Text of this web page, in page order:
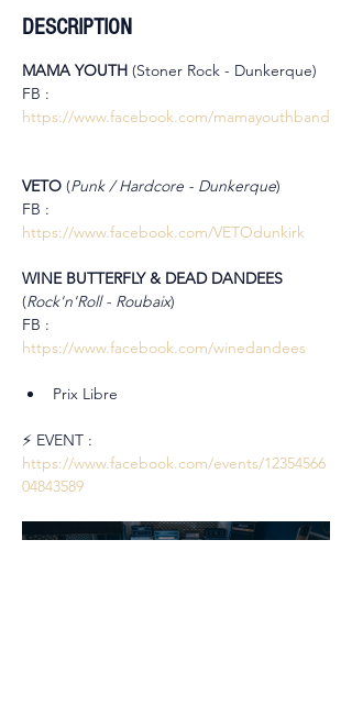
DESCRIPTION
MAMA YOUTH (Stoner Rock - Dunkerque)
FB :
https://www.facebook.com/mamayouthband
VETO (Punk / Hardcore - Dunkerque)
FB :
https://www.facebook.com/VETOdunkirk
WINE BUTTERFLY & DEAD DANDEES
(Rock'n'Roll - Roubaix)
FB :
https://www.facebook.com/winedandees
Prix Libre
⚡ EVENT :
https://www.facebook.com/events/12354566
04843589